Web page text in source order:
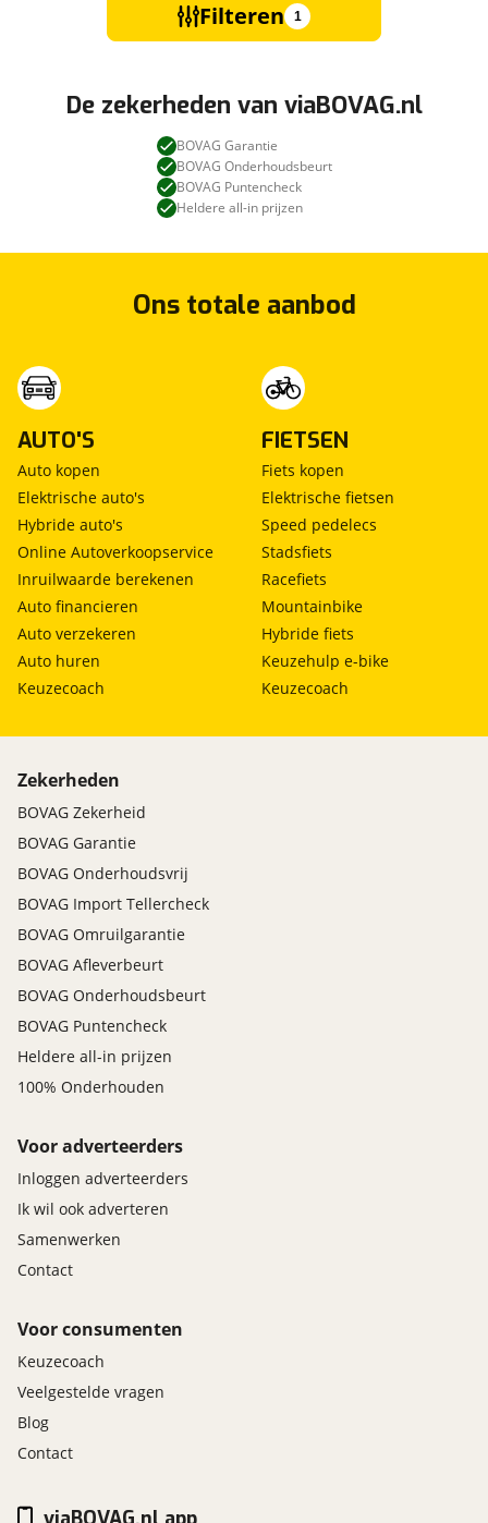
Filteren 1
De zekerheden van viaBOVAG.nl
BOVAG Garantie
BOVAG Onderhoudsbeurt
BOVAG Puntencheck
Heldere all-in prijzen
Ons totale aanbod
AUTO'S
Auto kopen
Elektrische auto's
Hybride auto's
Online Autoverkoopservice
Inruilwaarde berekenen
Auto financieren
Auto verzekeren
Auto huren
Keuzecoach
FIETSEN
Fiets kopen
Elektrische fietsen
Speed pedelecs
Stadsfiets
Racefiets
Mountainbike
Hybride fiets
Keuzehulp e-bike
Keuzecoach
Zekerheden
BOVAG Zekerheid
BOVAG Garantie
BOVAG Onderhoudsvrij
BOVAG Import Tellercheck
BOVAG Omruilgarantie
BOVAG Afleverbeurt
BOVAG Onderhoudsbeurt
BOVAG Puntencheck
Heldere all-in prijzen
100% Onderhouden
Voor adverteerders
Inloggen adverteerders
Ik wil ook adverteren
Samenwerken
Contact
Voor consumenten
Keuzecoach
Veelgestelde vragen
Blog
Contact